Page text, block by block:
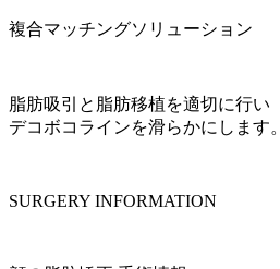
複合マッチングソリューション
脂肪吸引と脂肪移植を適切に行い
デコボコラインを滑らかにします。
SURGERY INFORMATION